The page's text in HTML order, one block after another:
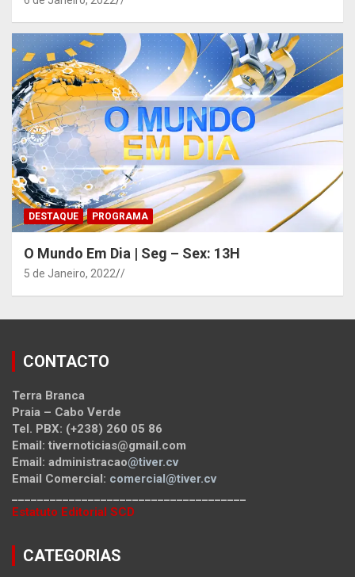
DESTAQUE PROGRAMA
O Mundo Em Dia | Seg – Sex: 13H
5 de Janeiro, 2022 /
CONTACTO
Terra Branca
Praia – Cabo Verde
Tel. PBX: (+238) 260 05 86
Email: tivernoticias@gmail.com
Email: administracao@tiver.cv
Email Comercial: comercial@tiver.cv
Estatuto Editorial SCD
CATEGORIAS